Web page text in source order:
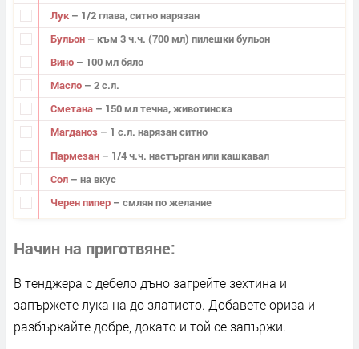
Лук – 1/2 глава, ситно нарязан
Бульон – към 3 ч.ч. (700 мл) пилешки бульон
Вино – 100 мл бяло
Масло – 2 с.л.
Сметана – 150 мл течна, животинска
Магданоз – 1 с.л. нарязан ситно
Пармезан – 1/4 ч.ч. настърган или кашкавал
Сол – на вкус
Черен пипер – смлян по желание
Начин на приготвяне
В тенджера с дебело дъно загрейте зехтина и
запържете лука на до златисто. Добавете ориза и
разбъркайте добре, докато и той се запържи.